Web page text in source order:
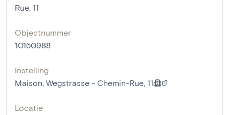
Rue, 11
Objectnummer
10150988
Instelling
Maison, Wegstrasse - Chemin-Rue, 11
Locatie